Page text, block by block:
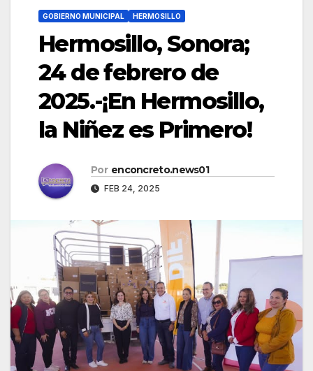
GOBIERNO MUNICIPAL HERMOSILLO
Hermosillo, Sonora;
24 de febrero de
2025.-¡En Hermosillo,
la Niñez es Primero!
Por enconcreto.news01
FEB 24, 2025